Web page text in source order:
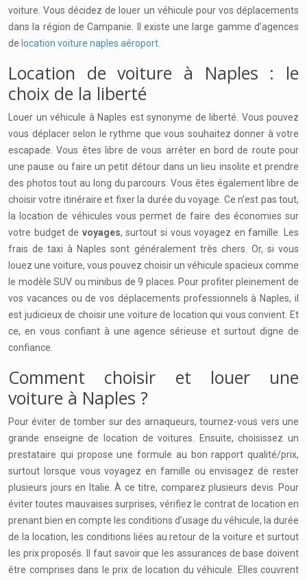
voiture. Vous décidez de louer un véhicule pour vos déplacements
dans la région de Campanie. Il existe une large gamme d’agences
de location voiture naples aéroport
Location de voiture à Naples : le
choix de la liberté
Louer un véhicule à Naples est synonyme de liberté. Vous pouvez
vous déplacer selon le rythme que vous souhaitez donner à votre
escapade. Vous êtes libre de vous arrêter en bord de route pour
une pause ou faire un petit détour dans un lieu insolite et prendre
des photos tout au long du parcours. Vous êtes également libre de
choisir votre itinéraire et fixer la durée du voyage. Ce n’est pas tout,
la location de véhicules vous permet de faire des économies sur
votre budget de voyages, surtout si vous voyagez en famille. Les
frais de taxi à Naples sont généralement très chers. Or, si vous
louez une voiture, vous pouvez choisir un véhicule spacieux comme
le modèle SUV ou minibus de 9 places. Pour profiter pleinement de
vos vacances ou de vos déplacements professionnels à Naples, il
est judicieux de choisir une voiture de location qui vous convient. Et
ce, en vous confiant à une agence sérieuse et surtout digne de
confiance.
Comment choisir et louer une
voiture à Naples ?
Pour éviter de tomber sur des arnaqueurs, tournez-vous vers une
grande enseigne de location de voitures. Ensuite, choisissez un
prestataire qui propose une formule au bon rapport qualité/prix,
surtout lorsque vous voyagez en famille ou envisagez de rester
plusieurs jours en Italie. À ce titre, comparez plusieurs devis. Pour
éviter toutes mauvaises surprises, vérifiez le contrat de location en
prenant bien en compte les conditions d’usage du véhicule, la durée
de la location, les conditions liées au retour de la voiture et surtout
les prix proposés. Il faut savoir que les assurances de base doivent
être comprises dans le prix de location du véhicule. Elles couvrent